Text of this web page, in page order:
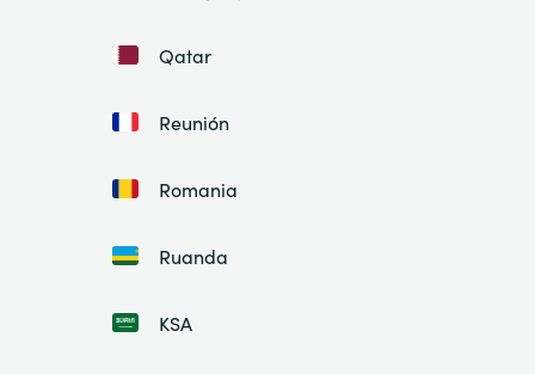
Qatar
Reunión
Romania
Ruanda
KSA